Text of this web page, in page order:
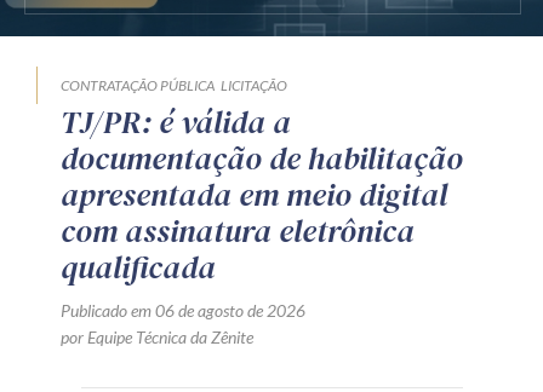
CONTRATAÇÃO PÚBLICA LICITAÇÃO
TJ/PR: é válida a
documentação de habilitação
apresentada em meio digital
com assinatura eletrônica
qualificada
Publicado em 06 de agosto de 2026
por Equipe Técnica da Zênite